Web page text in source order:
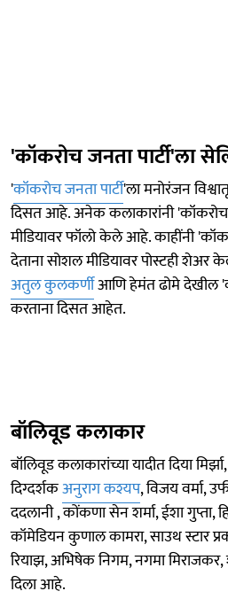
'कॉकरोच जनता पार्टी'ला
'कॉकरोच जनता पार्टी'ला मनोरंजन
दिसत आहे. अनेक कलाकारांनी 'कॉकरोच
मीडियावर फॉलो केले आहे. काहींनी
देताना सोशल मीडियावर पोस्टही शेअर
अतुल कुलकर्णीआणि हेमंत ढोमे देखील
करताना दिसत आहेत.
बॉलिवूड कलाकार
बॉलिवूड कलाकारांच्या यादीत दिया
दिग्दर्शकअनुराग कश्यप, विजय वर्मा,
ददलानी , कोंकणा सेन शर्मा, ईशा गुप्ता,
कॉमेडियन कुणाल कामरा, साउथ स्टार
रियाझ, अभिषेक निगम, नगमा मिराजकर,
दिला आहे.